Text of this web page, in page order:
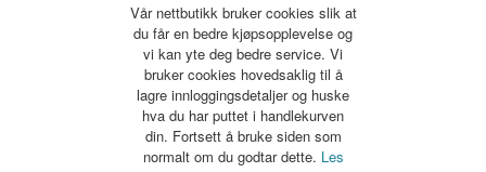
Vår nettbutikk bruker cookies slik at
du får en bedre kjøpsopplevelse og
vi kan yte deg bedre service. Vi
bruker cookies hovedsaklig til å
lagre innloggingsdetaljer og huske
hva du har puttet i handlekurven
din. Fortsett å bruke siden som
normalt om du godtar dette. Les